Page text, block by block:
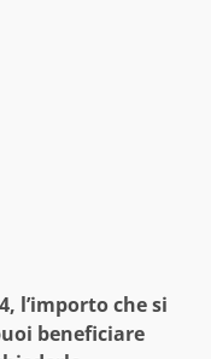
l’importo che si
beneficiare